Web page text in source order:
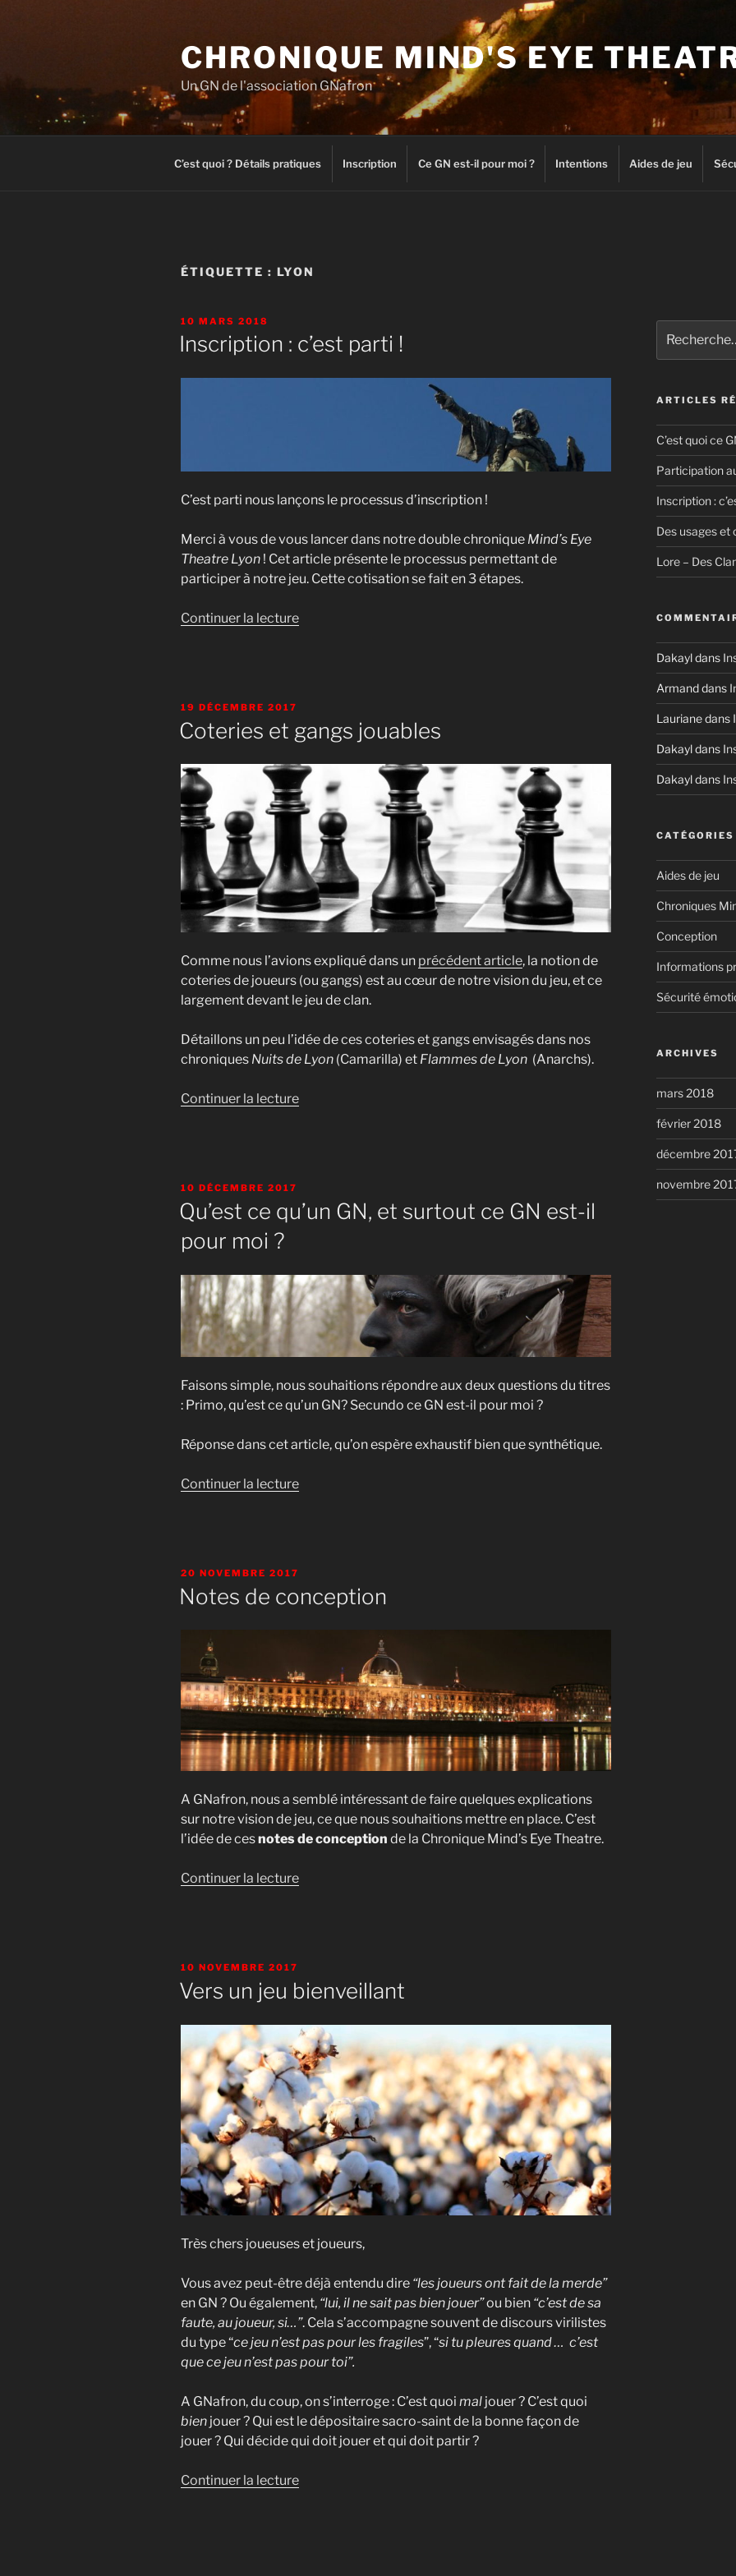
CHRONIQUE MIND'S EYE
Un GN de l'association GNafron
C’est quoi ? Détails pratiques Inscription Ce GN est-il pour moi ? Intentions Aides de jeu
ÉTIQUETTE : LYON
PUBLIÉ
LE
10 MARS 2018
Inscription : c’est parti !
C’est parti nous lançons le processus d’inscription !
Merci à vous de vous lancer dans notre double chronique Mind’s Eye
Theatre Lyon ! Cet article présente le processus permettant de
participer à notre jeu. Cette cotisation se fait en 3 étapes.
Continuer la lecturede
PUBLIÉ
19 DÉCEMBRE 2017
Coteries et gangs jouables
Comme nous l’avions expliqué dans un précédent article, la notion de
coteries de joueurs (ou gangs) est au cœur de notre vision du jeu, et ce
largement devant le jeu de clan.
Détaillons un peu l’idée de ces coteries et gangs envisagés dans nos
chroniques Nuits de Lyon (Camarilla) et Flammes de Lyon (Anarchs).
Continuer la lecturede
PUBLIÉ
LE
10 DÉCEMBRE 2017
Qu’est ce qu’un GN, et surtout ce GN est-il
pour moi ?
Faisons simple, nous souhaitions répondre aux deux questions du titres
: Primo, qu’est ce qu’un GN? Secundo ce GN est-il pour moi ?
Réponse dans cet article, qu’on espère exhaustif bien que synthétique.
Continuer la lecturede
surtout
il
pour
moi
? »
PUBLIÉ
LE
20 NOVEMBRE 2017
Notes de conception
A GNafron, nous a semblé intéressant de faire quelques explications
sur notre vision de jeu, ce que nous souhaitions mettre en place. C’est
l’idée de cesnotes de conception de la Chronique Mind’s Eye Theatre.
Continuer la lecturede
PUBLIÉ
LE
10 NOVEMBRE 2017
Vers un jeu bienveillant
Très chers joueuses et joueurs,
Vous avez peut-être déjà entendu dire “les joueurs ont fait de la merde”
en GN ? Ou également, “lui, il ne sait pas bien jouer”ou bien “c’est de sa
faute, au joueur, si…”. Cela s’accompagne souvent de discours virilistes
du type “ce jeu n’est pas pour les fragiles”, “si tu pleures quand … c’est
que ce jeu n’est pas pour toi”.
A GNafron, du coup, on s’interroge : C’est quoi mal jouer ? C’est quoi
bien jouer ? Qui est le dépositaire sacro-saint de la bonne façon de
jouer ? Qui décide qui doit jouer et qui doit partir ?
Continuer la lecturede
pour
:
ARTICLES
C’est quoi ce
Participation
Inscription :
Des usages et
Lore – Des
Dakayldans
Armanddans
Laurianedans
Dakayldans
Dakayldans
CATÉGORIES
Aides de jeu
Chroniques
Conception
Informations
Sécurité
ARCHIVES
mars 2018
février 2018
décembre
novembre